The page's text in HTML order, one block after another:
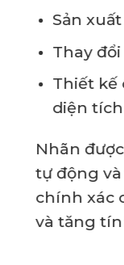
Sản
Thay
Thiết kế
diện
Nhãn
tự động
chính xác
và tăng